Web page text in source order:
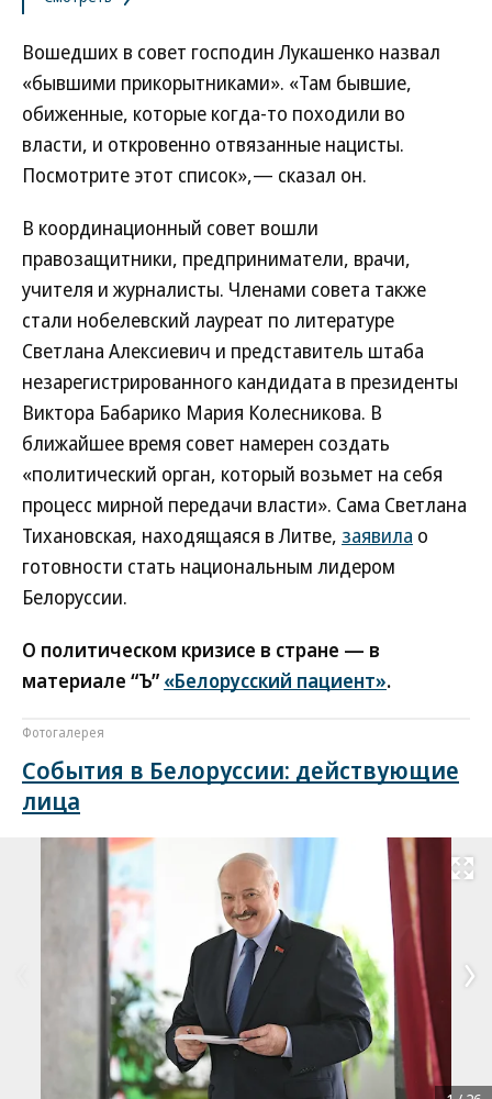
Вошедших в совет господин Лукашенко назвал
«бывшими прикорытниками». «Там бывшие,
обиженные, которые когда-то походили во
власти, и откровенно отвязанные нацисты.
Посмотрите этот список»,— сказал он.
В координационный совет вошли
правозащитники, предприниматели, врачи,
учителя и журналисты. Членами совета также
стали нобелевский лауреат по литературе
Светлана Алексиевич и представитель штаба
незарегистрированного кандидата в президенты
Виктора Бабарико Мария Колесникова. В
ближайшее время совет намерен создать
«политический орган, который возьмет на себя
процесс мирной передачи власти». Сама Светлана
Тихановская, находящаяся в Литве, заявила о
готовности стать национальным лидером
Белоруссии.
О политическом кризисе в стране — в
материале “Ъ” «Белорусский пациент».
Фотогалерея
События в Белоруссии: действующие
лица
Развернуть